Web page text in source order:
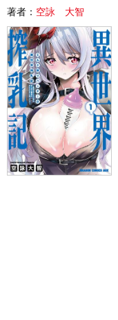
著者： 空詠 大智